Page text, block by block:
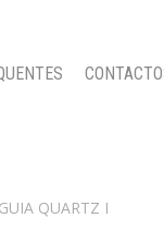
QUARTZ I